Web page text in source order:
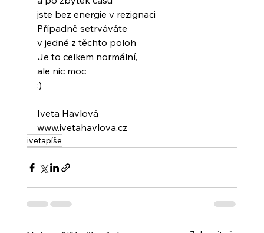
jste bez energie v rezignaci
Případně setrváváte
v jedné z těchto poloh
Je to celkem normální,
ale nic moc
:)
Iveta Havlová
www.ivetahavlova.cz
ivetapíše